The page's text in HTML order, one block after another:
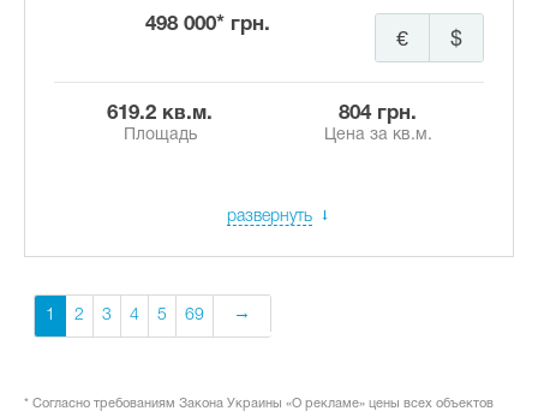
498 000* грн.
$
€
619.2 кв.м.
Площадь
804 грн.
Цена за кв.м.
развернуть
1 2 3 4 5 69
* Согласно требованиям Закона Украины «О рекламе» цены всех объектов